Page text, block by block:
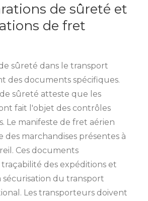
de sûreté et
de fret
sûreté dans le transport
des documents spécifiques.
sûreté atteste que les
fait l'objet des contrôles
Le manifeste de fret aérien
des marchandises présentes à
Ces documents
des expéditions et
sécurisation du transport
Les transporteurs doivent